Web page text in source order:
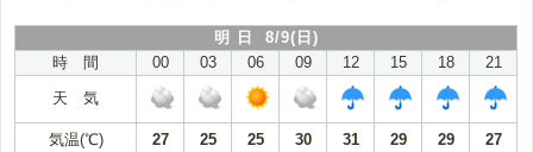
明 日 8/9(日)
時 間
00 03 06 09 12 15 18
21
天 気
気温(℃) 27 25 25 30 31 29 29
27